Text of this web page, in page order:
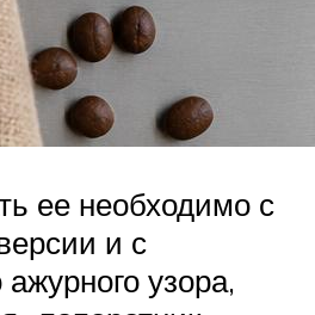
ее необходимо с
и с
узора,